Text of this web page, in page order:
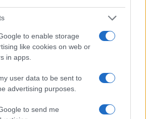
to enable storage
like cookies on web or
in apps.
user data to be sent to
advertising purposes.
to send me